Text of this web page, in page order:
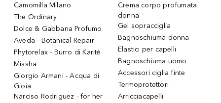
Camomilla Milano
The Ordinary
Dolce & Gabbana Profumo
Aveda - Botanical Repair
Phytorelax - Burro di Karitè
Missha
Giorgio Armani - Acqua di
Gioia
Narciso Rodriguez - for her
Crema corpo profumata
donna
Gel sopracciglia
Bagnoschiuma donna
Elastici per capelli
Bagnoschiuma uomo
Accessori ciglia finte
Termoprotettori
Arricciacapelli